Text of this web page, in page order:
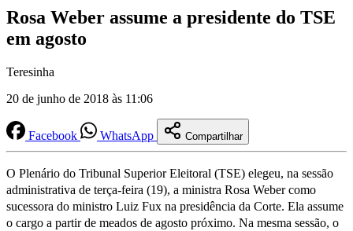
Rosa Weber assume a presidente do TSE
em agosto
Teresinha
20 de junho de 2018 às 11:06
Facebook WhatsApp Compartilhar
O Plenário do Tribunal Superior Eleitoral (TSE) elegeu, na sessão
administrativa de terça-feira (19), a ministra Rosa Weber como
sucessora do ministro Luiz Fux na presidência da Corte. Ela assume
o cargo a partir de meados de agosto próximo. Na mesma sessão, o